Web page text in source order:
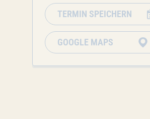
TERMIN SPEICHERN
GOOGLE MAPS